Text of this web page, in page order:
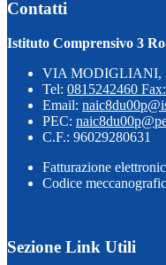
Contatti
Istituto Comprensivo 3
VIA MODIGLIANI,
Tel: 0815242460
Email:
PEC:
C.F.: 96029280631
Fatturazione
Codice
Sezione Link Utili